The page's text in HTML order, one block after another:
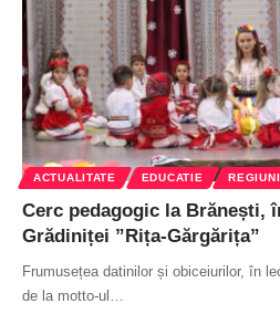
ACTUALITATE
EDUCATIE REGIUNI
Cerc pedagogic la Brănești,
Grădiniței ”Rița-Gărgărița”
Frumusețea datinilor și obiceiurilor, în
de la motto-ul